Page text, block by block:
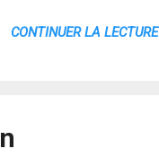
CONTINUER LA LECTURE